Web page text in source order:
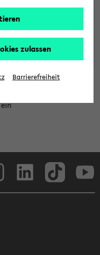
oder geben Sie einen
zulassen
Barrierefreiheit